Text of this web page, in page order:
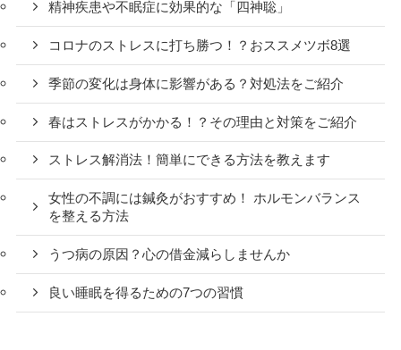
精神疾患や不眠症に効果的な「四神聡」
コロナのストレスに打ち勝つ！？おススメツボ8選
季節の変化は身体に影響がある？対処法をご紹介
春はストレスがかかる！？その理由と対策をご紹介
ストレス解消法！簡単にできる方法を教えます
女性の不調には鍼灸がおすすめ！ ホルモンバランス
を整える方法
うつ病の原因？心の借金減らしませんか
良い睡眠を得るための7つの習慣